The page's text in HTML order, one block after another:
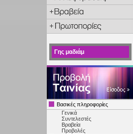
Γης μαδιάμ
Βασικές πληροφορίες
Γενικά
Συντελεστές
Βραβεία
Προβολές